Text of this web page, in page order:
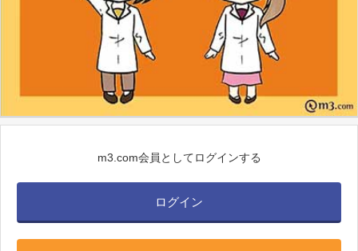
m3.com会員としてログインする
ログイン